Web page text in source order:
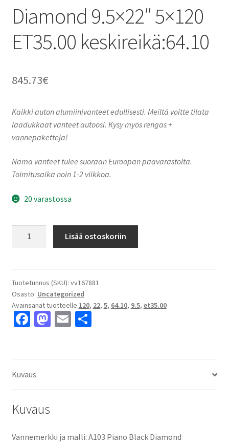
Diamond 9.5×22″ 5×120
ET35.00 keskireikä:64.10
845.73€
Kaikki auton alumiinivanteet edullisesti. Meiltä voitte tilata
laadukkaat vanteet autoosi. Kysy myös rengas +
vannepaketteja!
Nämä vanteet tulee suoraan Euroopan päävarastolta.
Toimitusaika noin 1-2 viikkoa.
20 varastossa
9.5x22"
5x120
ET35.00
keskireikä:64.10
Lisää ostoskoriin
Tuotetunnus (SKU): vv167881
Osasto: Uncategorized
Avainsanat tuotteelle 120, 22, 5, 64.10, 9.5, et35.00
Fa
o
M E S
Kuvaus
Kuvaus
Vannemerkki ja malli: A103 Piano Black Diamond